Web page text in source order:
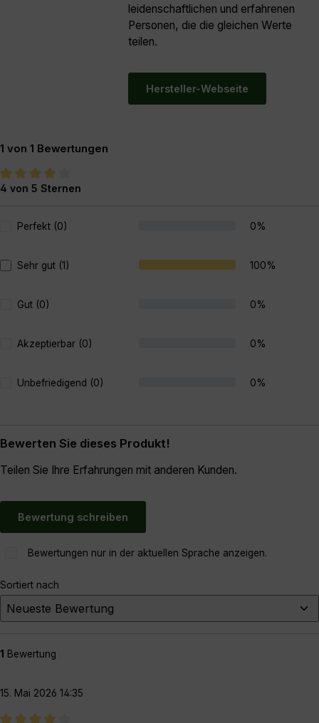
leidenschaftlichen und erfahrenen
Personen, die die gleichen Werte
teilen.
Hersteller-Webseite
1 von 1 Bewertungen
Durchschnittliche Bewertung von 4 von 5 Sternen
4 von 5 Sternen
Perfekt (0) 0%
Sehr gut (1) 100%
Gut (0) 0%
Akzeptierbar (0) 0%
Unbefriedigend (0) 0%
Bewerten Sie dieses Produkt!
Teilen Sie Ihre Erfahrungen mit anderen Kunden.
Bewertung schreiben
Bewertungen nur in der aktuellen Sprache anzeigen.
Sortiert nach
1 Bewertung
15. Mai 2026 14:35